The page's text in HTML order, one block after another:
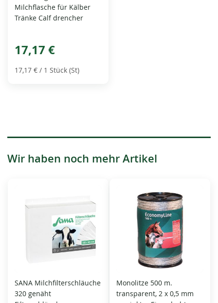
Milchflasche für Kälber
Tränke Calf drencher
17,17 €
17,17 € / 1 Stück (St)
Wir haben noch mehr Artikel
SANA Milchfilterschläuche
320 genäht
Monolitze 500 m.
transparent, 2 x 0,5 mm